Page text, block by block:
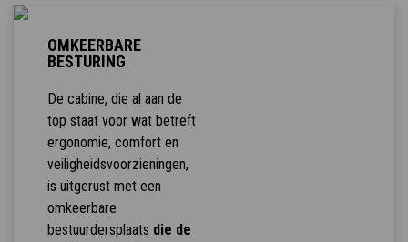
OMKEERBARE
BESTURING
De cabine, die al aan de
top staat voor wat betreft
ergonomie, comfort en
veiligheidsvoorzieningen,
is uitgerust met een
omkeerbare
bestuurdersplaats die de